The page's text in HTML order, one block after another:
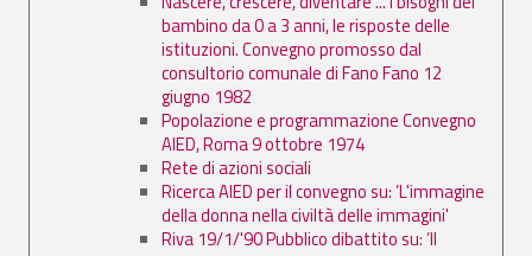
bambino da 0 a 3 anni, le risposte delle
istituzioni. Convegno promosso dal
consultorio comunale di Fano Fano 12
giugno 1982
Popolazione e programmazione Convegno
AIED, Roma 9 ottobre 1974
Rete di azioni sociali
Ricerca AIED per il convegno su: ’L'immagine
della donna nella civiltà delle immagini'
Riva 19/1/'90 Pubblico dibattito su: ’Il